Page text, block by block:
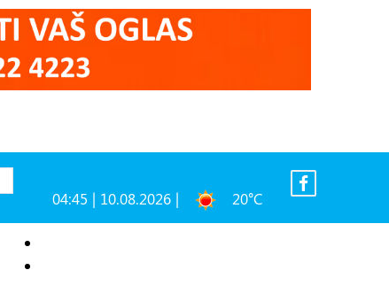
04:45 | 10.08.2026 | 20°C